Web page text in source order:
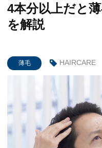
4本分以上だと
を解説
薄毛 HAIRCARE